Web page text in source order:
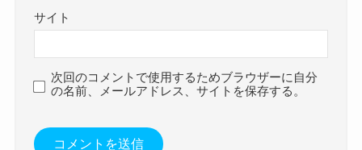
サイト
次回のコメントで使用するためブラウザーに自分
の名前、メールアドレス、サイトを保存する。